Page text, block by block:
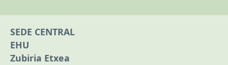
SEDE CENTRAL
EHU
Zubiria Etxea